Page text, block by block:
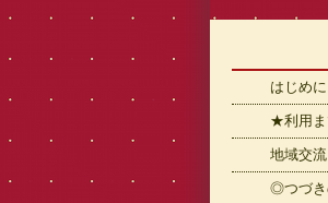
はじめ
★利用ま
地域交流
◎つづき